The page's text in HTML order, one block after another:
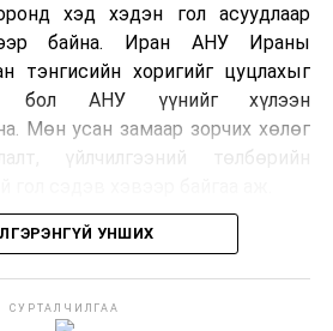
хэд хэдэн гол асуудлаар
байна. Иран АНУ Ираны
тэнгисийн хоригийг цуцлахыг
бол АНУ үүнийг хүлээн
Мөн усан замаар зорчих хөлөг
үйлчилгээний төлбөрийн
Персийн булан руу нэвтрэх
мэдээлжээ. Харин үйлчилгээний
УНШИХ
СУРТАЛЧИЛГАА